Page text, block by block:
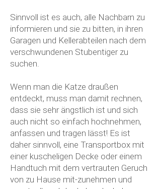
Sinnvoll ist es auch, alle Nachbarn zu
informieren und sie zu bitten, in ihren
Garagen und Kellerabteilen nach dem
verschwundenen Stubentiger zu
suchen.
Wenn man die Katze draußen
entdeckt, muss man damit rechnen,
dass sie sehr ängstlich ist und sich
auch nicht so einfach hochnehmen,
anfassen und tragen lässt! Es ist
daher sinnvoll, eine Transportbox mit
einer kuscheligen Decke oder einem
Handtuch mit dem vertrauten Geruch
von zu Hause mit-zunehmen und